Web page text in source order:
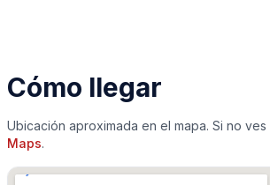
Cómo llegar
Ubicación aproximada en el mapa. Si no
Maps.